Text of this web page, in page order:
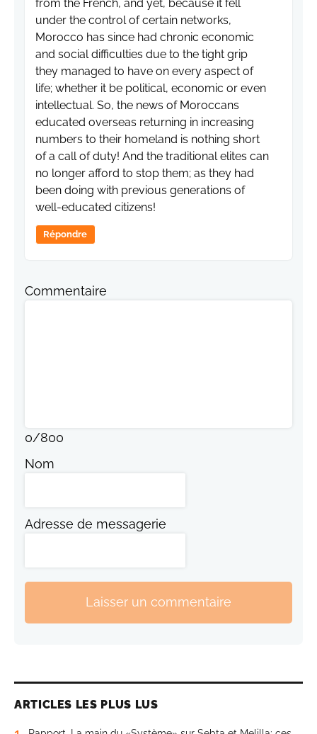
from the French, and yet, because it fell
under the control of certain networks,
Morocco has since had chronic economic
and social difficulties due to the tight grip
they managed to have on every aspect of
life; whether it be political, economic or even
intellectual. So, the news of Moroccans
educated overseas returning in increasing
numbers to their homeland is nothing short
of a call of duty! And the traditional elites can
no longer afford to stop them; as they had
been doing with previous generations of
well-educated citizens!
Répondre
Commentaire
0/800
Nom
Adresse de messagerie
Laisser un commentaire
ARTICLES LES PLUS LUS